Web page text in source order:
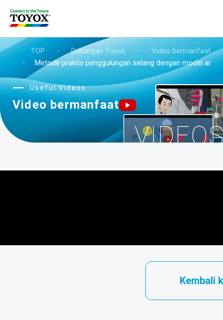
TOP ・ Dukungan Toyox ・
Video bermanfaat
・
Metode praktis penggulungan selang dengan model
Useful Videos
Video bermanfaat
Kembali